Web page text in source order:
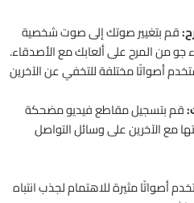
قم بتغيير صوتك إلى صوت شخصية
جو من المرح على ألعابك مع الأصدقاء.
أصواتًا مختلفة للتخفي عن الآخرين
قم بتسجيل مقاطع فيديو مضحكة
مع الآخرين على وسائل التواصل
أصواتًا مثيرة للاهتمام لجذب انتباه